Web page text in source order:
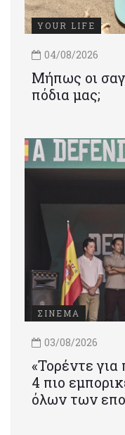
YOUR LIFE
04/08/2026
Μήπως οι
πόδια μας;
ΣΙΝΕΜΑ
03/08/2026
«Τορέντε για
4 πιο
όλων των